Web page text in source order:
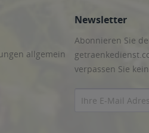
allgemein
Newsletter
Abonnieren Sie
verpassen Sie